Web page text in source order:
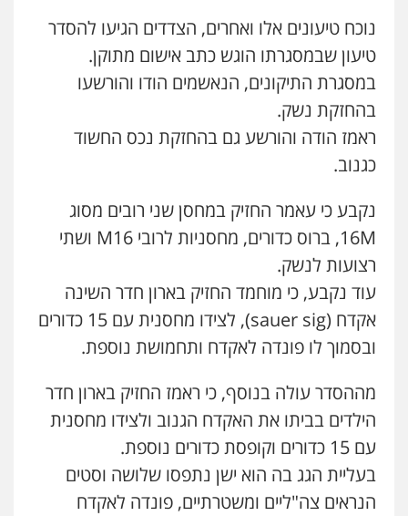
גיא זהבי משרד עורכי דין
פלילי משפחה
503456449
עו"ד איהאב ג'לג'ולי
אייל בן שושן, עורך דין פלילי
נוער
0522763105
עו"ד שלומי שרון
0547342002
עו"ד אלון קריטי
פלילי כלכלי אלימות סמים מעצרים
0525544654
נוכח טיעונים אלו ואחרים, הצדדים הגיעו להסדר
טיעון שבמסגרתו הוגש כתב אישום מתוקן.
במסגרת התיקונים, הנאשמים הודו והורשעו
בהחזקת נשק.
ראמז הודה והורשע גם בהחזקת נכס החשוד
כגנוב.
נקבע כי עאמר החזיק במחסן שני רובים מסוג
16M, ברוס כדורים, מחסניות לרובי M16 ושתי
רצועות לנשק.
עוד נקבע, כי מוחמד החזיק בארון חדר השינה
אקדח (sauer sig), לצידו מחסנית עם 15 כדורים
ובסמוך לו פונדה לאקדח ותחמושת נוספת.
מההסדר עולה בנוסף, כי ראמז החזיק בארון חדר
הילדים בביתו את האקדח הגנוב ולצידו מחסנית
עם 15 כדורים וקופסת כדורים נוספת.
בעליית הגג בה הוא ישן נתפסו שלושה וסטים
הנראים צה"ליים ומשטרתיים, פונדה לאקדח